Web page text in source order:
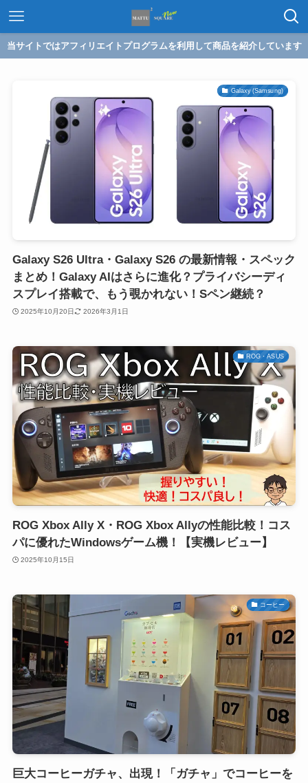
当サイトではアフィリエイトプログラムを利用して商品を紹介しています
Galaxy (Samsung)
Galaxy S26 Ultra・Galaxy S26 の最新情報・スペック
まとめ！Galaxy AIはさらに進化？プライバシーディ
スプレイ搭載で、もう覗かれない！Sペン継続？
2025年10月20日 2026年3月1日
ROG・ASUS
ROG Xbox Ally X・ROG Xbox Allyの性能比較！コス
パに優れたWindowsゲーム機！【実機レビュー】
2025年10月15日
コーヒー
巨大コーヒーガチャ、出現！「ガチャ」でコーヒーを